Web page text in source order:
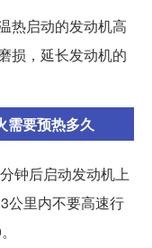
热启动的发动机高
损，延长发动机的
需要预热多久
钟后启动发动机上
公里内不要高速行